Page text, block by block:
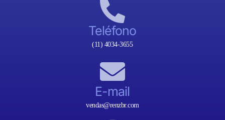
Teléfono
(11) 4034-3655
E-mail
vendas@renzbr.com